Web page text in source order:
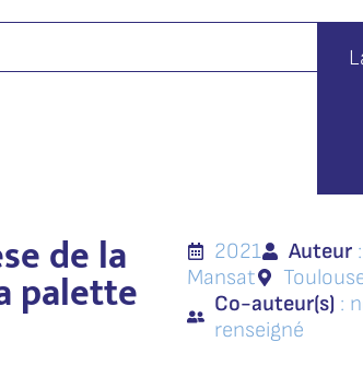
de la
palette
2021 Auteur
Mansat
Co-auteur(s) :
renseigné